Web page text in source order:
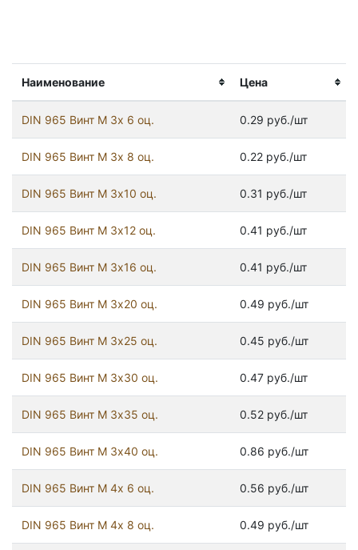
Наименование Цена
DIN 965 Винт М 3х 6 оц. 0.29 руб./шт
DIN 965 Винт М 3х 8 оц. 0.22 руб./шт
DIN 965 Винт М 3х10 оц. 0.31 руб./шт
DIN 965 Винт М 3х12 оц. 0.41 руб./шт
DIN 965 Винт М 3х16 оц. 0.41 руб./шт
DIN 965 Винт М 3х20 оц. 0.49 руб./шт
DIN 965 Винт М 3х25 оц. 0.45 руб./шт
DIN 965 Винт М 3х30 оц. 0.47 руб./шт
DIN 965 Винт М 3х35 оц. 0.52 руб./шт
DIN 965 Винт М 3х40 оц. 0.86 руб./шт
DIN 965 Винт М 4х 6 оц. 0.56 руб./шт
DIN 965 Винт М 4х 8 оц. 0.49 руб./шт